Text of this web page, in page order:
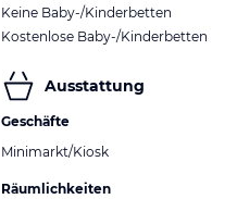
Keine Baby-/Kinderbetten
Kostenlose Baby-/Kinderbetten
Ausstattung
Geschäfte
Minimarkt/Kiosk
Räumlichkeiten